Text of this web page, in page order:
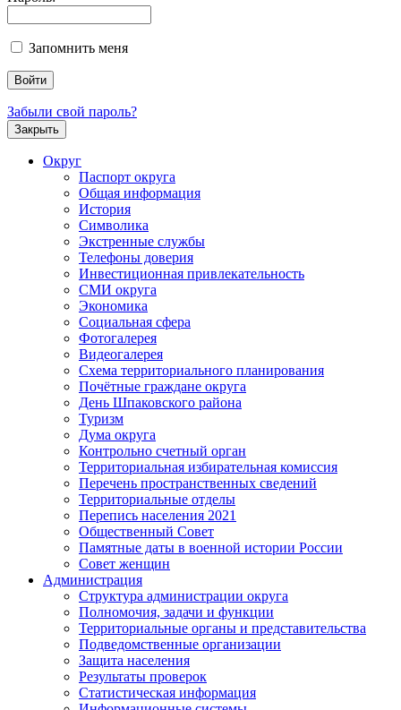
Запомнить меня
Забыли свой пароль?
Закрыть
Округ
Паспорт округа
Общая информация
История
Символика
Экстренные службы
Телефоны доверия
Инвестиционная привлекательность
СМИ округа
Экономика
Социальная сфера
Фотогалерея
Видеогалерея
Схема территориального планирования
Почётные граждане округа
День Шпаковского района
Туризм
Дума округа
Контрольно счетный орган
Территориальная избирательная комиссия
Перечень пространственных сведений
Территориальные отделы
Перепись населения 2021
Общественный Совет
Памятные даты в военной истории России
Совет женщин
Администрация
Структура администрации округа
Полномочия, задачи и функции
Территориальные органы и представительства
Подведомственные организации
Защита населения
Результаты проверок
Статистическая информация